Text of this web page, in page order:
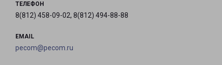
ТЕЛЕФОН
8(812) 458-09-02, 8(812) 494-88-88
EMAIL
pecom@pecom.ru